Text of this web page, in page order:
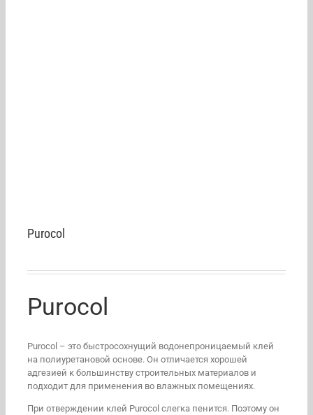
Purocol
Purocol
Purocol – это быстросохнущий водонепроницаемый клей
на полиуретановой основе. Он отличается хорошей
адгезией к большинству строительных материалов и
подходит для применения во влажных помещениях.
При отверждении клей Purocol слегка пенится. Поэтому он